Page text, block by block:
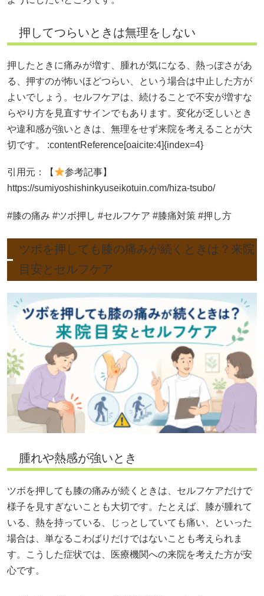
押してつらいときは無理をしない
押したときに痛みが増す、腫れが気になる、熱っぽさがあ
る、押すのが怖いほどつらい、という場合は中止した方が
よいでしょう。セルフケアは、続けることで不安が増すな
らやり方を見直すサインでもあります。変化が乏しいとき
や違和感が強いときは、無理をせず来院を考えることが大
切です。 :contentReference[oaicite:4]{index=4}
引用元：【
参考記事】
https://sumiyoshishinkyuseikotuin.com/hiza-tsubo/
#膝の痛み #ツボ押し #セルフケア #膝痛対策 #押し方
ツボを押しても膝の痛みが続くときは？来院
目安とセルフケア
腫れや熱感が強いとき
ツボを押しても膝の痛みが続くときは、セルフケアだけで
様子を見すぎないことも大切です。たとえば、膝が腫れて
いる、熱を持っている、じっとしていても痛い、といった
場合は、単なるこわばりだけではないことも考えられま
す。こうした症状では、医療機関への来院を考えた方が安
心です。